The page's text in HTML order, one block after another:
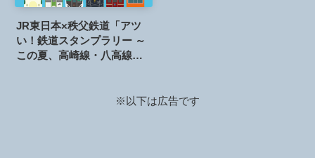
JR東日本×秩父鉄道「アツ
い！鉄道スタンプラリー ～
この夏、高崎線・八高線・
※以下は広告です